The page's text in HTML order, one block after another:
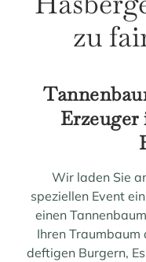
zu
Erzeuger
Wir laden Sie
speziellen Event
einen
Ihren Traumbaum
deftigen Burgern,